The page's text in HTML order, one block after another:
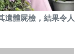
遺體屍檢，結果令人